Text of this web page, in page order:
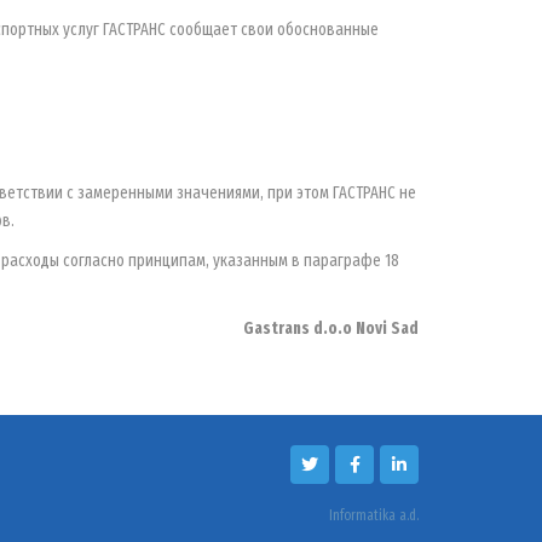
услуг ГАСТРАНС сообщает свои обоснованные
с замеренными значениями, при этом ГАСТРАНС не
согласно принципам, указанным в параграфе 18
Gastrans d.o.o Novi Sad
Informatika a.d.